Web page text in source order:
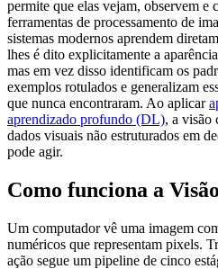
permite que elas vejam, observem e
ferramentas de processamento de
sistemas modernos aprendem
lhes é dito explicitamente a
mas em vez disso identificam os
exemplos rotulados e generalizam
que nunca encontraram. Ao aplicar
aprendizado profundo (DL), a visão
dados visuais não estruturados em
pode agir.
Como funciona a
Um computador vê uma imagem
numéricos que representam pixels.
ação segue um pipeline de cinco